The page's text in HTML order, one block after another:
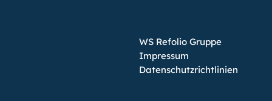
WS Refolio Gruppe
Impressum
Datenschutzrichtlinien